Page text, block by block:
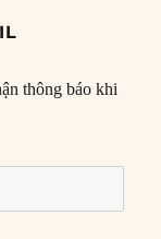
thông báo khi